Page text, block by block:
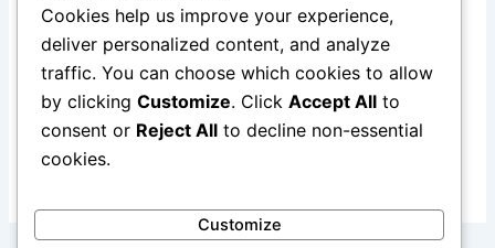
Save my name, email, and website in this browser
for the next time I comment.
Cookies help us improve your experience,
deliver personalized content, and analyze
traffic. You can choose which cookies to allow
by clicking Customize. Click Accept All to
consent or Reject All to decline non-essential
cookies.
Customize